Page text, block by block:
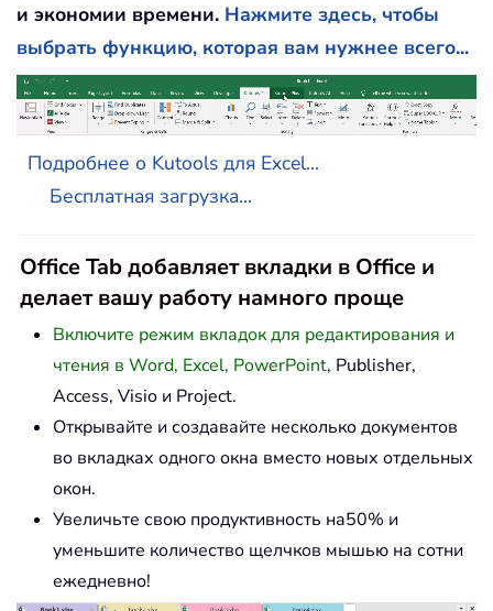
и экономии времени. Нажмите здесь, чтобы
выбрать функцию, которая вам нужнее всего...
Подробнее о Kutools для Excel...
Бесплатная загрузка...
Office Tab добавляет вкладки в Office и
делает вашу работу намного проще
Включите режим вкладок для редактирования и
чтения в Word, Excel, PowerPoint, Publisher,
Access, Visio и Project.
Открывайте и создавайте несколько документов
во вкладках одного окна вместо новых отдельных
окон.
Увеличьте свою продуктивность на50% и
уменьшите количество щелчков мышью на сотни
ежедневно!